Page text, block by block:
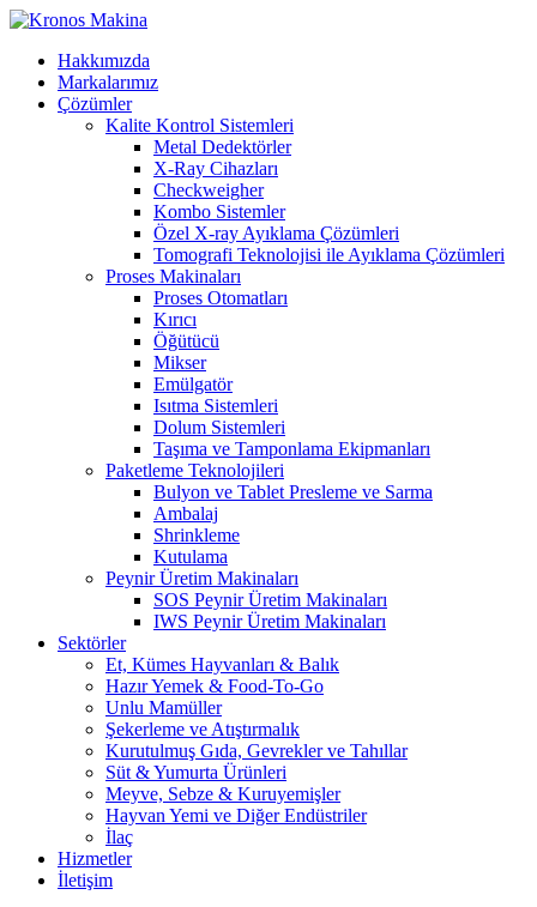
Hakkımızda
Markalarımız
Çözümler
Kalite Kontrol Sistemleri
Metal Dedektörler
X-Ray Cihazları
Checkweigher
Kombo Sistemler
Özel X-ray Ayıklama Çözümleri
Tomografi Teknolojisi ile Ayıklama Çözümleri
Proses Makinaları
Proses Otomatları
Kırıcı
Öğütücü
Mikser
Emülgatör
Isıtma Sistemleri
Dolum Sistemleri
Taşıma ve Tamponlama Ekipmanları
Paketleme Teknolojileri
Bulyon ve Tablet Presleme ve Sarma
Ambalaj
Shrinkleme
Kutulama
Peynir Üretim Makinaları
SOS Peynir Üretim Makinaları
IWS Peynir Üretim Makinaları
Sektörler
Et, Kümes Hayvanları & Balık
Hazır Yemek & Food-To-Go
Unlu Mamüller
Şekerleme ve Atıştırmalık
Kurutulmuş Gıda, Gevrekler ve Tahıllar
Süt & Yumurta Ürünleri
Meyve, Sebze & Kuruyemişler
Hayvan Yemi ve Diğer Endüstriler
İlaç
Hizmetler
İletişim